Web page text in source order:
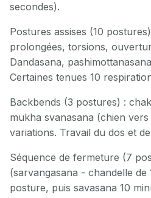
secondes).
Postures assises (10
prolongées, torsions,
Dandasana,
Certaines tenues 10
Backbends (3 postures) :
mukha svanasana (chien
variations. Travail du dos et
Séquence de fermeture (7
(sarvangasana - chandelle
posture, puis savasana 10